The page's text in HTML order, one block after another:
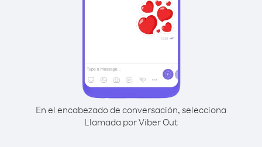
En el encabezado de conversación, selecciona
Llamada por Viber Out